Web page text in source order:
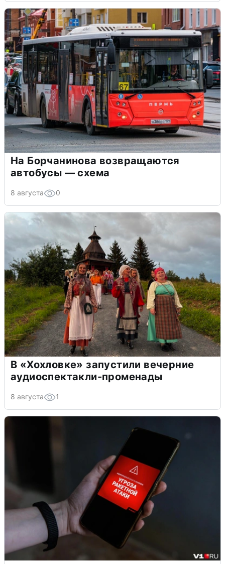
На Борчанинова возвращаются
автобусы — схема
8 августа 0
В «Хохловке» запустили вечерние
аудиоспектакли-променады
8 августа 1